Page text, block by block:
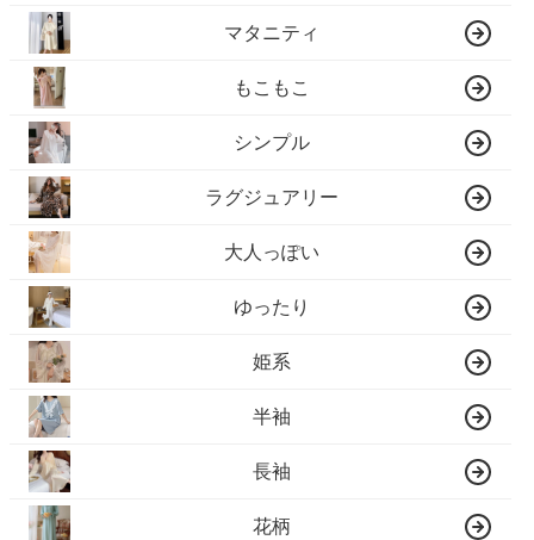
マタニティ
もこもこ
シンプル
ラグジュアリー
大人っぽい
ゆったり
姫系
半袖
長袖
花柄